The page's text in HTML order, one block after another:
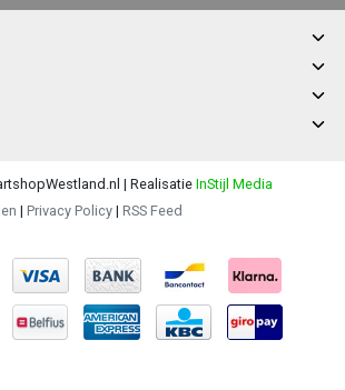
| Realisatie InStijl Media
| Privacy Policy | RSS Feed